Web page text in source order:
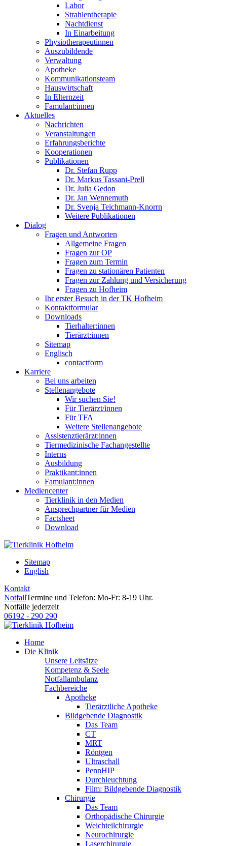
Labor
Strahlentherapie
Nachtdienst
In Einarbeitung
Physiotherapeutinnen
Auszubildende
Verwaltung
Apotheke
Kommunikationsteam
Hauswirtschaft
In Elternzeit
Famulant:innen
Aktuelles
Nachrichten
Veranstaltungen
Erfahrungsberichte
Kooperationen
Publikationen
Dr. Stefan Rupp
Dr. Markus Tassani-Prell
Dr. Julia Gedon
Dr. Jan Wennemuth
Dr. Svenja Teichmann-Knorrn
Weitere Publikationen
Dialog
Fragen und Antworten
Allgemeine Fragen
Fragen zur OP
Fragen zum Termin
Fragen zu stationären Patienten
Fragen zur Zahlung und Versicherung
Fragen zu Hofheim
Ihr erster Besuch in der TK Hofheim
Kontaktformular
Downloads
Tierhalter:innen
Tierärzt:innen
Sitemap
Englisch
contactform
Karriere
Bei uns arbeiten
Stellenangebote
Wir suchen Sie!
Für Tierärzt/innen
Für TFA
Weitere Stellenangebote
Assistenztierärzt:innen
Tiermedizinische Fachangestellte
Interns
Ausbildung
Praktikant:innen
Famulant:innen
Mediencenter
Tierklinik in den Medien
Ansprechpartner für Medien
Factsheet
Download
Sitemap
English
Kontakt
NotfallTermine und Telefon: Mo-Fr: 8-19 Uhr.
Notfälle jederzeit
06192 - 290 290
Home
Die Klinik
Unsere Leitsätze
Kompetenz & Seele
Notfallambulanz
Fachbereiche
Apotheke
Tierärztliche Apotheke
Bildgebende Diagnostik
Das Team
CT
MRT
Röntgen
Ultraschall
PennHIP
Durchleuchtung
Film: Bildgebende Diagnostik
Chirurgie
Das Team
Orthopädische Chirurgie
Weichteilchirurgie
Neurochirurgie
Laserchirurgie